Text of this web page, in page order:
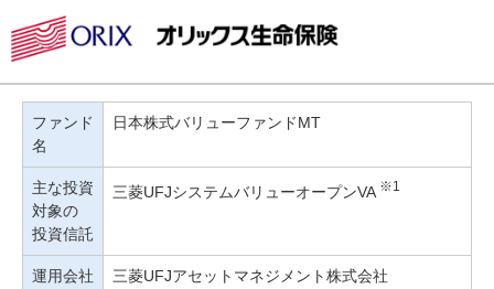
ファンド
名
日本株式バリューファンドMT
主な投資
対象の
投資信託
三菱UFJシステムバリューオープンVA ※1
運用会社 三菱UFJアセットマネジメント株式会社